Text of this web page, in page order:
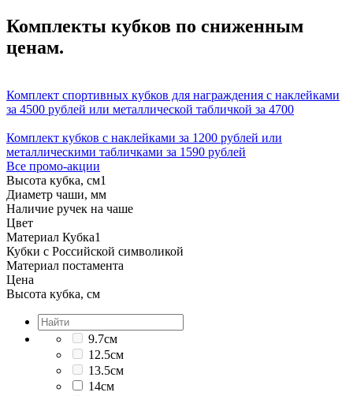
Комплекты кубков по сниженным
ценам.
Комплект спортивных кубков для награждения с наклейками
за 4500 рублей или металлической табличкой за 4700
Комплект кубков с наклейками за 1200 рублей или
металлическими табличками за 1590 рублей
Все промо-акции
Высота кубка, см1
Диаметр чаши, мм
Наличие ручек на чаше
Цвет
Материал Кубка1
Кубки с Российской символикой
Материал постамента
Цена
Высота кубка, см
9.7см
12.5см
13.5см
14см